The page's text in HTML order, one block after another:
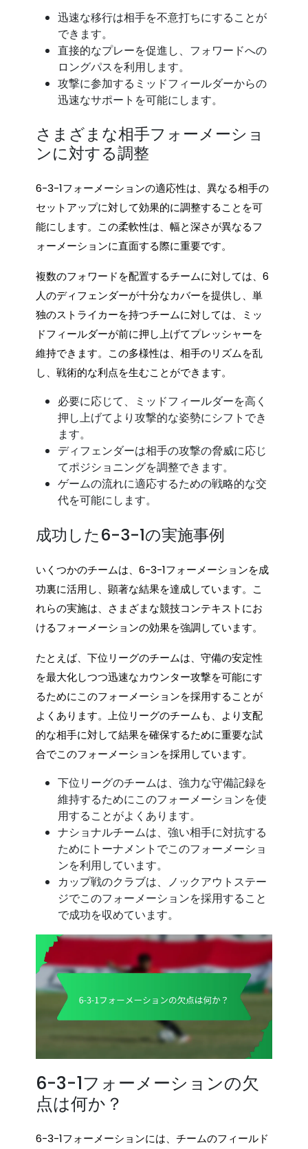
迅速な移行は相手を不意打ちにすることが
できます。
直接的なプレーを促進し、フォワードへの
ロングパスを利用します。
攻撃に参加するミッドフィールダーからの
迅速なサポートを可能にします。
さまざまな相手フォーメーショ
ンに対する調整
6-3-1フォーメーションの適応性は、異なる相手の
セットアップに対して効果的に調整することを可
能にします。この柔軟性は、幅と深さが異なるフ
ォーメーションに直面する際に重要です。
複数のフォワードを配置するチームに対しては、6
人のディフェンダーが十分なカバーを提供し、単
独のストライカーを持つチームに対しては、ミッ
ドフィールダーが前に押し上げてプレッシャーを
維持できます。この多様性は、相手のリズムを乱
し、戦術的な利点を生むことができます。
必要に応じて、ミッドフィールダーを高く
押し上げてより攻撃的な姿勢にシフトでき
ます。
ディフェンダーは相手の攻撃の脅威に応じ
てポジショニングを調整できます。
ゲームの流れに適応するための戦略的な交
代を可能にします。
成功した6-3-1の実施事例
いくつかのチームは、6-3-1フォーメーションを成
功裏に活用し、顕著な結果を達成しています。こ
れらの実施は、さまざまな競技コンテキストにお
けるフォーメーションの効果を強調しています。
たとえば、下位リーグのチームは、守備の安定性
を最大化しつつ迅速なカウンター攻撃を可能にす
るためにこのフォーメーションを採用することが
よくあります。上位リーグのチームも、より支配
的な相手に対して結果を確保するために重要な試
合でこのフォーメーションを採用しています。
下位リーグのチームは、強力な守備記録を
維持するためにこのフォーメーションを使
用することがよくあります。
ナショナルチームは、強い相手に対抗する
ためにトーナメントでこのフォーメーショ
ンを利用しています。
カップ戦のクラブは、ノックアウトステー
ジでこのフォーメーションを採用すること
で成功を収めています。
6-3-1フォーメーションの欠
点は何か？
6-3-1フォーメーションには、チームのフィールド